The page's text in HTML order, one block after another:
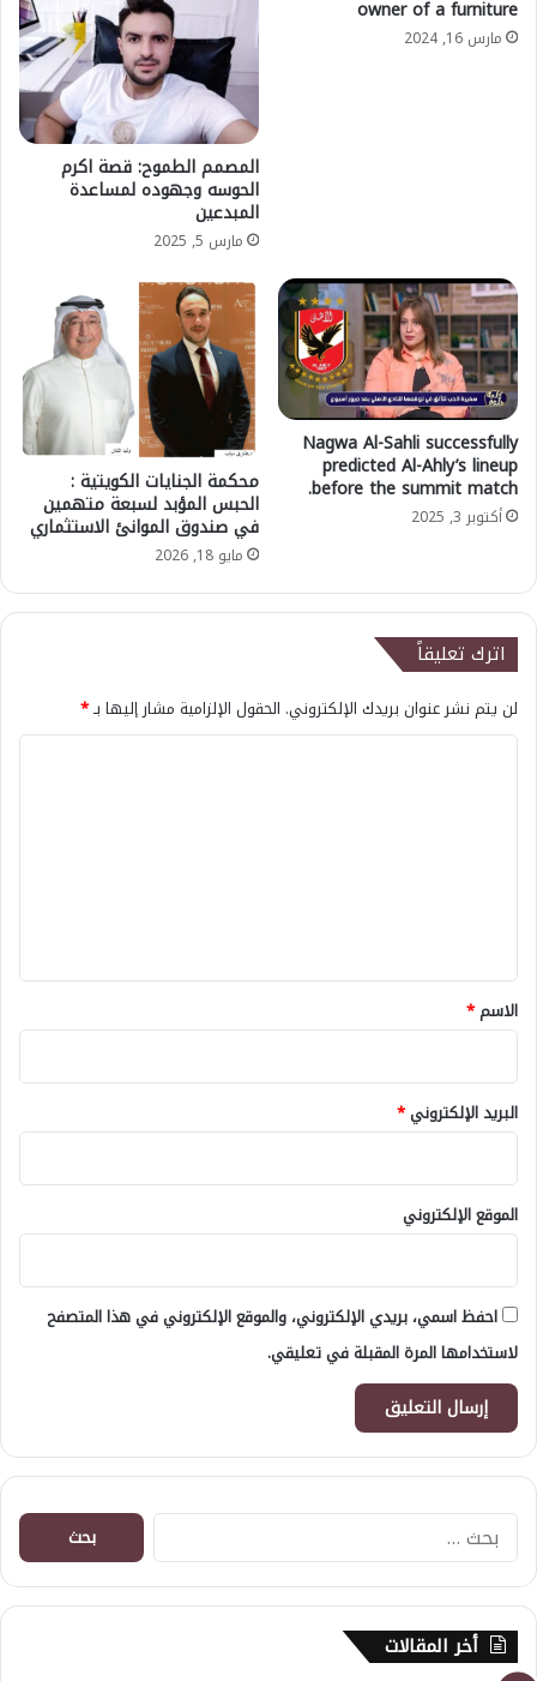
owner of a furniture
مارس 16, 2024
المصمم الطموح: قصة اكرم
الحوسه وجهوده لمساعدة
المبدعين
مارس 5, 2025
Nagwa Al-Sahli successfully
predicted Al-Ahly’s lineup
before the summit match.
أكتوبر 3, 2025
محكمة الجنايات الكويتية :
الحبس المؤبد لسبعة متهمين
في صندوق الموانئ الاستثماري
مايو 18, 2026
اترك تعليقاً
لن يتم نشر عنوان بريدك الإلكتروني. الحقول الإلزامية مشار إليها بـ*
*
الاسم*
البريد الإلكتروني*
الموقع الإلكتروني
احفظ اسمي، بريدي الإلكتروني، والموقع الإلكتروني في هذا المتصفح
لاستخدامها المرة المقبلة في تعليقي.
البحث
عن:
أخر المقالات